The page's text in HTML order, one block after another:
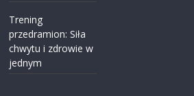
Trening
przedramion: Siła
chwytu i zdrowie w
jednym